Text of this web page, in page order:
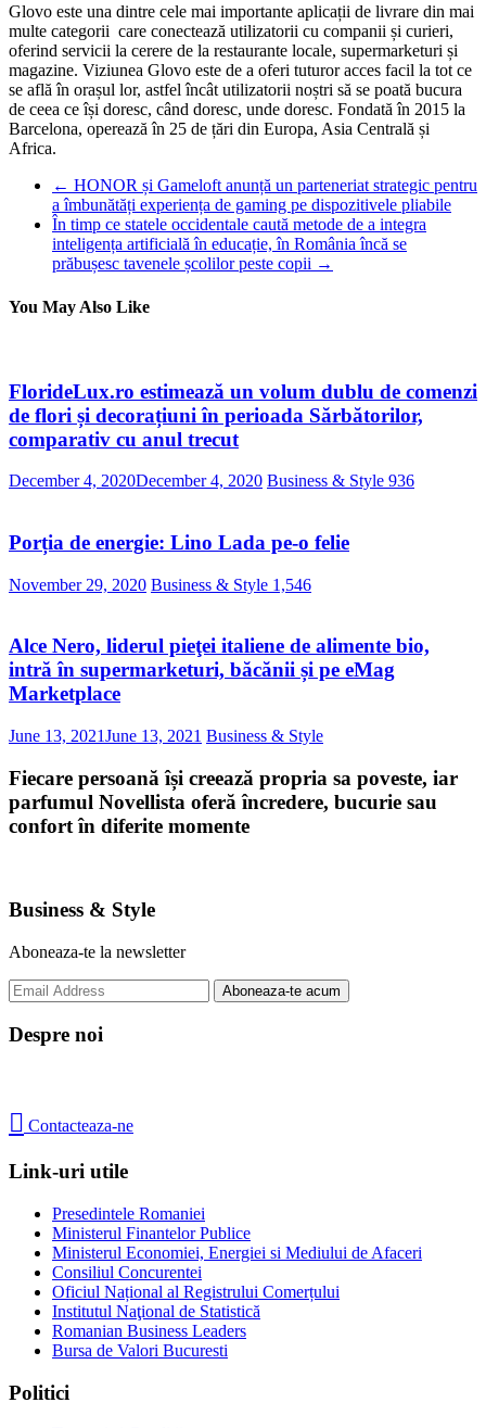
Glovo este una dintre cele mai importante aplicații de livrare din mai
multe categorii care conectează utilizatorii cu companii și curieri,
oferind servicii la cerere de la restaurante locale, supermarketuri și
magazine. Viziunea Glovo este de a oferi tuturor acces facil la tot ce
se află în orașul lor, astfel încât utilizatorii noștri să se poată bucura
de ceea ce își doresc, când doresc, unde doresc. Fondată în 2015 la
Barcelona, operează în 25 de țări din Europa, Asia Centrală și
Africa.
← HONOR și Gameloft anunță un parteneriat strategic pentru
a îmbunătăți experiența de gaming pe dispozitivele pliabile
În timp ce statele occidentale caută metode de a integra
inteligența artificială în educație, în România încă se
prăbușesc tavenele școlilor peste copii →
You May Also Like
FlorideLux.ro estimează un volum dublu de comenzi
de flori și decorațiuni în perioada Sărbătorilor,
comparativ cu anul trecut
December 4, 2020December 4, 2020 Business & Style 936
Porția de energie: Lino Lada pe-o felie
November 29, 2020 Business & Style 1,546
Alce Nero, liderul pieţei italiene de alimente bio,
intră în supermarketuri, băcănii și pe eMag
Marketplace
June 13, 2021June 13, 2021 Business & Style
Fiecare persoană își creează propria sa poveste, iar
parfumul Novellista oferă încredere, bucurie sau
confort în diferite momente
Business & Style
Aboneaza-te la newsletter
Despre noi
 Contacteaza-ne
Link-uri utile
Presedintele Romaniei
Ministerul Finantelor Publice
Ministerul Economiei, Energiei si Mediului de Afaceri
Consiliul Concurentei
Oficiul Național al Registrului Comerțului
Institutul Naţional de Statistică
Romanian Business Leaders
Bursa de Valori Bucuresti
Politici